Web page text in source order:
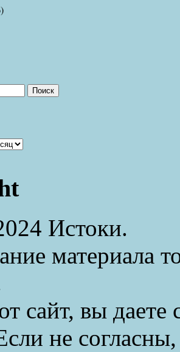
Поиск
Истоки.
материала
сайт, вы даете
не